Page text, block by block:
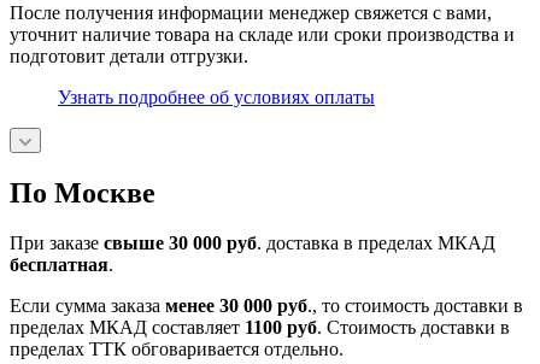
После получения информации менеджер свяжется с вами,
уточнит наличие товара на складе или сроки производства и
подготовит детали отгрузки.
Узнать подробнее об условиях оплаты
По Москве
При заказе свыше 30 000 руб. доставка в пределах МКАД
бесплатная.
Если сумма заказа менее 30 000 руб., то стоимость доставки в
пределах МКАД составляет 1100 руб. Стоимость доставки в
пределах ТТК обговаривается отдельно.